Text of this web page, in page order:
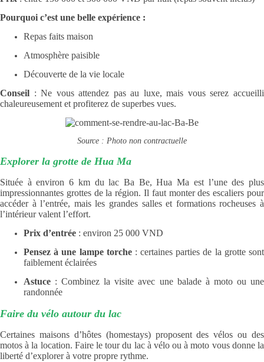
Pourquoi c’est une belle expérience :
Repas faits maison
Atmosphère paisible
Découverte de la vie locale
Conseil : Ne vous attendez pas au luxe, mais vous serez accueilli
chaleureusement et profiterez de superbes vues.
Source : Photo non contractuelle
Explorer la grotte de Hua Ma
Située à environ 6 km du lac Ba Be, Hua Ma est l’une des plus
impressionnantes grottes de la région. Il faut monter des escaliers pour
accéder à l’entrée, mais les grandes salles et formations rocheuses à
l’intérieur valent l’effort.
Prix d’entrée : environ 25 000 VND
Pensez à une lampe torche: certaines parties de la grotte sont
faiblement éclairées
Astuce : Combinez la visite avec une balade à moto ou une
randonnée
Faire du vélo autour du lac
Certaines maisons d’hôtes (homestays) proposent des vélos ou des
motos à la location. Faire le tour du lac à vélo ou à moto vous donne la
liberté d’explorer à votre propre rythme.